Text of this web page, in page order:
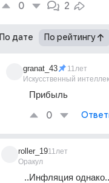
0 2
По дате По рейтингу
granat_43
Искусственный
11лет
Прибыль
0
roller_19
Оракул
11лет
..Инфляция однако..